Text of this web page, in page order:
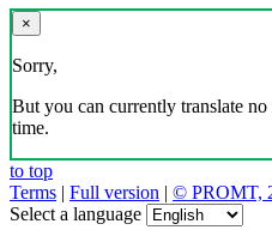
×
Sorry,
But you can currently translate no
time.
to top
Terms | Full version | © PROMT,
Select a language